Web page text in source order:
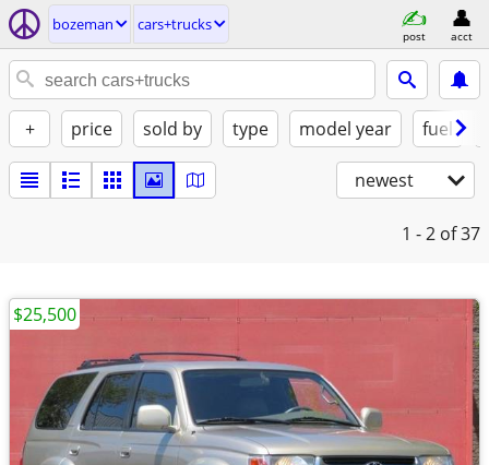
bozeman cars+trucks
post acct
+ price sold by type model year fuel
newest
1 - 2 of 37
$25,500